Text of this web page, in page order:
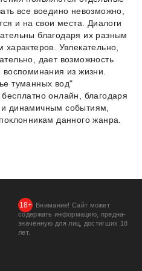
все воедино невозможно,
и на свои места. Диалоги
благодаря их разным
Увлекательно,
дает возможность
из жизни.
туманных вод"
онлайн, благодаря
динамичным событиям,
данного жанра.
Внимание! Сайт может
содержать информацию, предна­
значенную для лиц, дости­гших 18
лет.